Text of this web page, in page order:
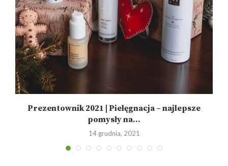
Prezentownik 2021 | Pielęgnacja – najlepsze
pomysły na...
14 grudnia, 2021